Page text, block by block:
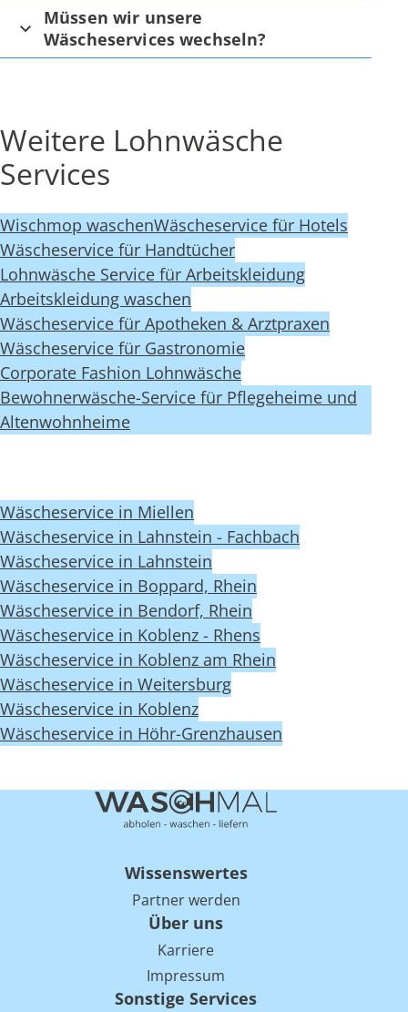
Müssen wir unsere
Wäscheservices wechseln?
Weitere Lohnwäsche
Services
Wischmop waschenWäscheservice für Hotels
Wäscheservice für Handtücher
Lohnwäsche Service für Arbeitskleidung
Arbeitskleidung waschen
Wäscheservice für Apotheken & Arztpraxen
Wäscheservice für Gastronomie
Corporate Fashion Lohnwäsche
Bewohnerwäsche-Service für Pflegeheime und
Altenwohnheime
Wäscheservice in Miellen
Wäscheservice in Lahnstein - Fachbach
Wäscheservice in Lahnstein
Wäscheservice in Boppard, Rhein
Wäscheservice in Bendorf, Rhein
Wäscheservice in Koblenz - Rhens
Wäscheservice in Koblenz am Rhein
Wäscheservice in Weitersburg
Wäscheservice in Koblenz
Wäscheservice in Höhr-Grenzhausen
Wissenswertes
Partner werden
Über uns
Karriere
Impressum
Sonstige Services